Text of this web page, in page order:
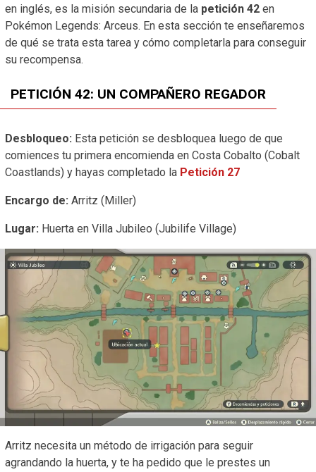
en inglés, es la misión secundaria de la petición 42 en
Pokémon Legends: Arceus. En esta sección te enseñaremos
de qué se trata esta tarea y cómo completarla para conseguir
su recompensa.
PETICIÓN 42: UN COMPAÑERO REGADOR
Desbloqueo: Esta petición se desbloquea luego de que
comiences tu primera encomienda en Costa Cobalto (Cobalt
Coastlands) y hayas completado la Petición 27
Encargo de: Arritz (Miller)
Lugar: Huerta en Villa Jubileo (Jubilife Village)
Arritz necesita un método de irrigación para seguir
agrandando la huerta, y te ha pedido que le prestes un